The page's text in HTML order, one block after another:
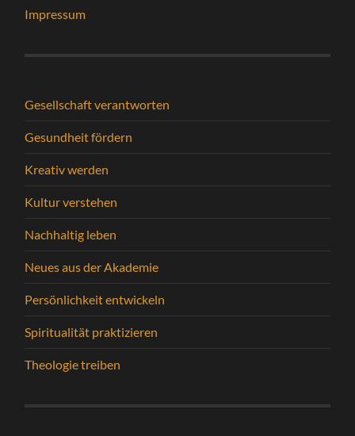
Impressum
Gesellschaft verantworten
Gesundheit fördern
Kreativ werden
Kultur verstehen
Nachhaltig leben
Neues aus der Akademie
Persönlichkeit entwickeln
Spiritualität praktizieren
Theologie treiben